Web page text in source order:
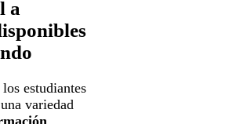
a
estudiantes
variedad